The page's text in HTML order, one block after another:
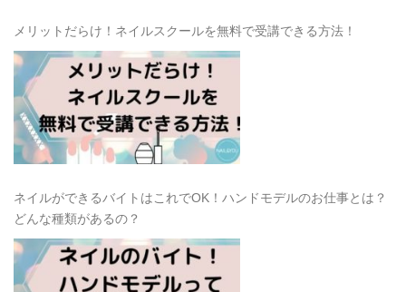
メリットだらけ！ネイルスクールを無料で受講できる方法！
ネイルができるバイトはこれでOK！ハンドモデルのお仕事とは？
どんな種類があるの？